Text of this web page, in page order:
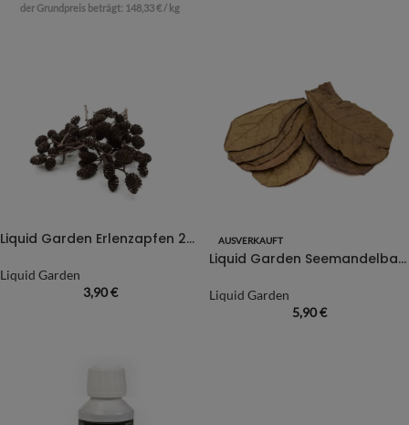
der Grundpreis beträgt: 148,33€/ kg
Liquid Garden Erlenzapfen 25g
Liquid Garden
3,90€
AUSVERKAUFT
Liquid Garden Seemandelbaumblätter -10 Stück
Liquid Garden
5,90€